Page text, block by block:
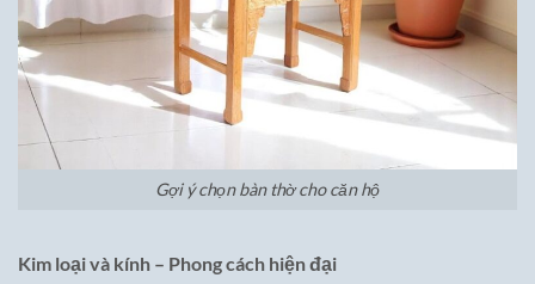
Gợi ý chọn bàn thờ cho căn hộ
Kim loại và kính – Phong cách hiện đại